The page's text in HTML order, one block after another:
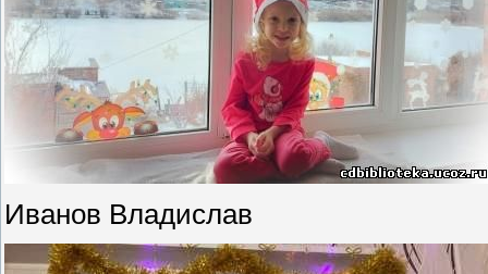
Иванов Владислав